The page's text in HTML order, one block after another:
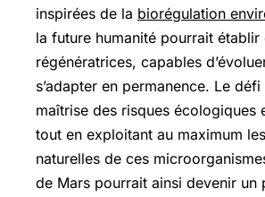
inspirées de la biorégulation
la future humanité pourrait établir
régénératrices, capables
s’adapter en permanence. Le
maîtrise des risques écologiques
tout en exploitant au maximum
naturelles de ces
de Mars pourrait ainsi devenir un